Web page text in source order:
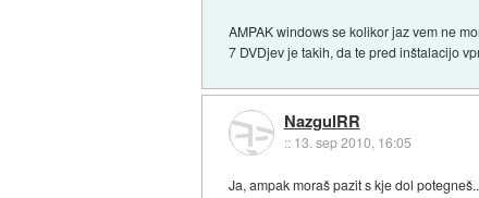
AMPAK windows se kolikor jaz vem ne
7 DVDjev je takih, da te pred inštalacijo
NazgulRR
:: 13. sep 2010, 16:05
Ja, ampak moraš pazit s kje dol